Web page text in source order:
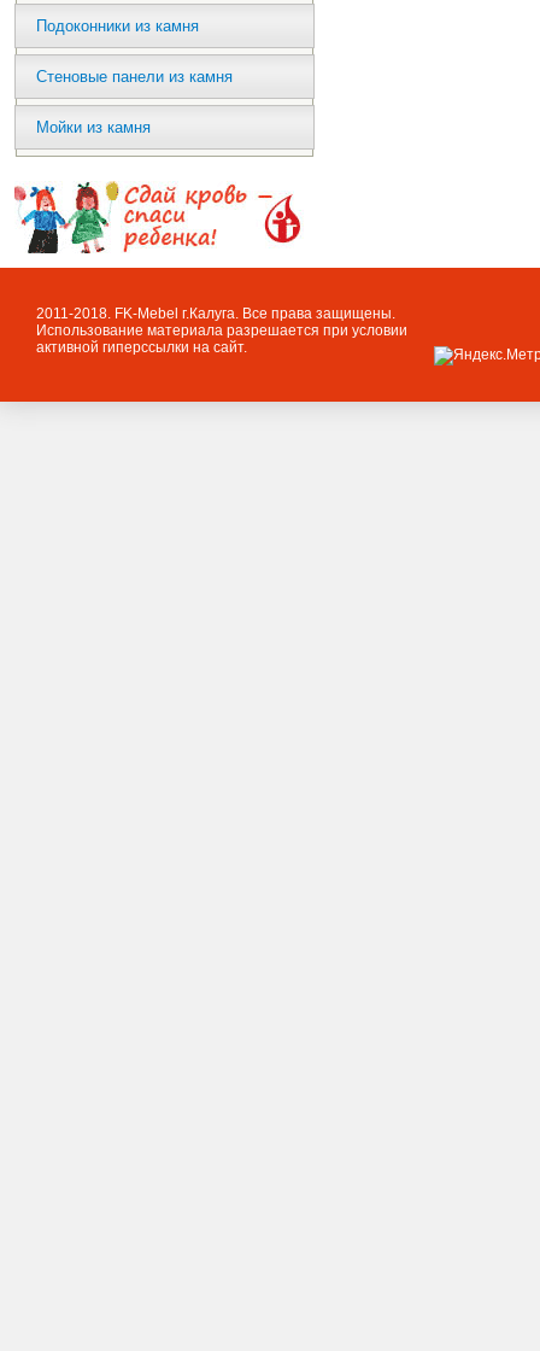
Подоконники из камня
Стеновые панели из камня
Мойки из камня
2011-2018. FK-Mebel г.Калуга. Все права защищены.
Использование материала разрешается при условии
активной гиперссылки на сайт.